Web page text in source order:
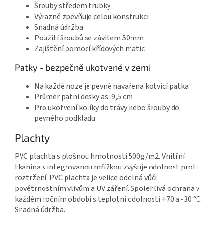
Šrouby středem trubky
Výrazně zpevňuje celou konstrukci
Snadná údržba
Použití šroubů se závitem 50mm
Zajištění pomocí křídových matic
Patky - bezpečně ukotvené v zemi
Na každé noze je pevně navařena kotvící patka
Průměr patní desky asi 9,5 cm
Pro ukotvení kolíky do trávy nebo šrouby do
pevného podkladu
Plachty
PVC plachta s plošnou hmotností 500g/m2. Vnitřní
tkanina s integrovanou mřížkou zvyšuje odolnost proti
roztržení. PVC plachta je velice odolná vůči
povětrnostním vlivům a UV záření. Spolehlivá ochrana v
každém ročním období s teplotní odolností +70 a -30 °C.
Snadná údržba.